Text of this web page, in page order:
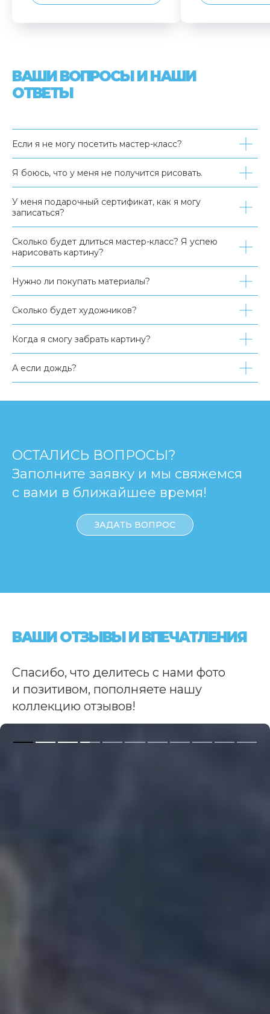
ВАШИ ВОПРОСЫ И НАШИ
ОТВЕТЫ
Если я не могу посетить мастер-класс?
Я боюсь, что у меня не получится рисовать.
У меня подарочный сертификат, как я могу
записаться?
Сколько будет длиться мастер-класс? Я успею
нарисовать картину?
Нужно ли покупать материалы?
Сколько будет художников?
Когда я смогу забрать картину?
А если дождь?
ОСТАЛИСЬ ВОПРОСЫ?
Заполните заявку и мы свяжемся
с вами в ближайшее время!
ЗАДАТЬ ВОПРОС
ВАШИ ОТЗЫВЫ И ВПЕЧАТЛЕНИЯ
Спасибо, что делитесь с нами фото
и позитивом, пополняете нашу
коллекцию отзывов!